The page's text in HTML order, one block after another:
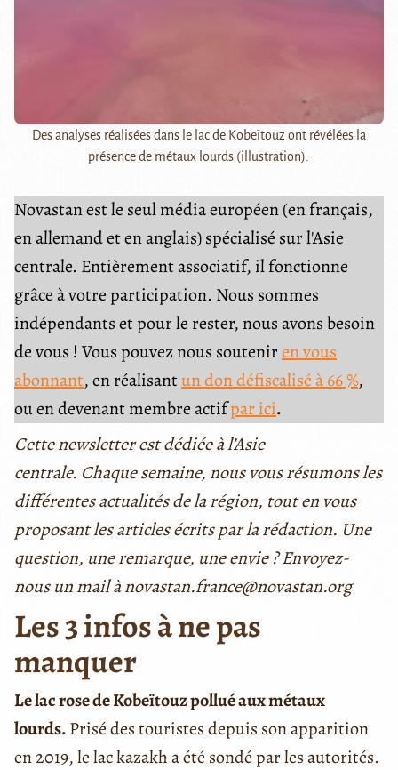
Des analyses réalisées dans le lac de Kobeïtouz ont révélées la
présence de métaux lourds (illustration).
Novastan est le seul média européen (en français,
en allemand et en anglais) spécialisé sur l'Asie
centrale. Entièrement associatif, il fonctionne
grâce à votre participation. Nous sommes
indépendants et pour le rester, nous avons besoin
de vous ! Vous pouvez nous souteniren vous
abonnant, en réalisantun don défiscalisé à 66 %,
ou en devenant membre actifpar ici.
Cette newsletter est dédiée à l’Asie
centrale. Chaque semaine, nous vous résumons les
différentes actualités de la région, tout en vous
proposant les articles écrits par la rédaction. Une
question, une remarque, une envie ? Envoyez-
nous un mail à novastan.france@novastan.org
Les 3 infos à ne pas
manquer
Le lac rose de Kobeïtouz pollué aux métaux
lourds.Prisé des touristes depuis son apparition
en 2019, le lac kazakh a été sondé par les autorités.